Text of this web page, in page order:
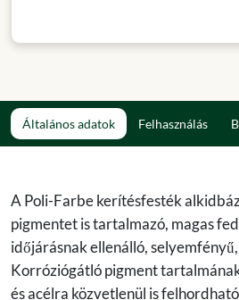
Általános adatok Felhasználás
A Poli-Farbe kerítésfesték
pigmentet is tartalmazó, magas
időjárásnak ellenálló,
Korróziógátló pigment
és acélra közvetlenül is